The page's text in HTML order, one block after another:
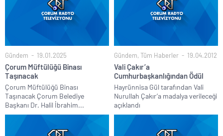
Gündem 19.01.2025
Çorum Müftülüğü Binası
Taşınacak
Çorum Müftülüğü Binası
Taşınacak Çorum Belediye
Başkanı Dr. Halil İbrahim...
Gündem, Tüm Haberler 19.04.2012
Vali Çakır’a
Cumhurbaşkanlığından Ödül
Hayrünnisa Gül tarafından Vali
Nurullah Çakır’a madalya verileceği
açıklandı